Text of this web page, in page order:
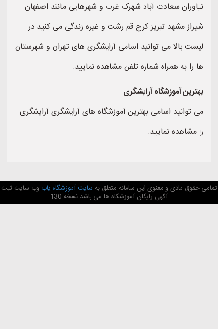
سعادت آباد شهرک غرب و شهرهایی مانند اصفهان
مشهد تبریز کرج قم رشت و غیره زندگی می کنید در
بالا می توانید اسامی آرایشگری های تهران و شهرستان
به همراه شماره تلفن مشاهده نمایید.
آموزشگاه آرایشگری
اسامی بهترین آموزشگاه های آرایشگری آرایشگری
نمایید.
مادی و معنوی این سامانه متعلق بهسایت آموزشگاه یابوب سایت ثبت
آگهی رایگان آموزشگاه ها می باشد نسخه 130